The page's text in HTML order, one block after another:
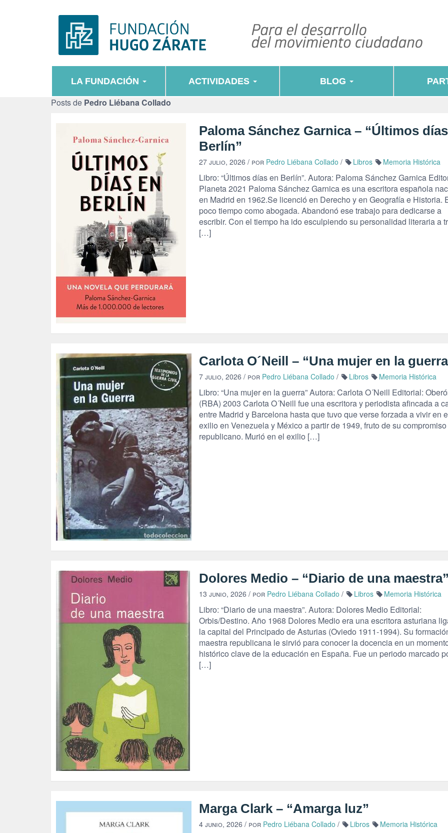
LA FUNDACIÓN ACTIVIDADES BLOG
Posts de Pedro Liébana Collado
Paloma Sánchez Garnica – “Últimos
Berlín”
27 julio, 2026 / por Pedro Liébana Collado / Libros Memoria Histórica
Libro: “Últimos días en Berlín”. Autora: Paloma Sánchez Garnica
Planeta 2021 Paloma Sánchez Garnica es una escritora española
en Madrid en 1962.Se licenció en Derecho y en Geografía e Historia.
poco tiempo como abogada. Abandonó ese trabajo para dedicarse a
escribir. Con el tiempo ha ido esculpiendo su personalidad literaria a
[…]
Carlota O´Neill – “Una mujer en la
7 julio, 2026 / por Pedro Liébana Collado / Libros Memoria Histórica
Libro: “Una mujer en la guerra” Autora: Carlota O´Neill Editorial:
(RBA) 2003 Carlota O´Neill fue una escritora y periodista afincada a
entre Madrid y Barcelona hasta que tuvo que verse forzada a vivir en
exilio en Venezuela y México a partir de 1949, fruto de su compromiso
republicano. Murió en el exilio […]
Dolores Medio – “Diario de una maestra”
13 junio, 2026 / por Pedro Liébana Collado / Libros Memoria Histórica
Libro: “Diario de una maestra”. Autora: Dolores Medio Editorial:
Orbis/Destino. Año 1968 Dolores Medio era una escritora asturiana
la capital del Principado de Asturias (Oviedo 1911-1994). Su
maestra republicana le sirvió para conocer la docencia en un
histórico clave de la educación en España. Fue un periodo marcado
[…]
Marga Clark – “Amarga luz”
4 junio, 2026 / por Pedro Liébana Collado / Libros Memoria Histórica